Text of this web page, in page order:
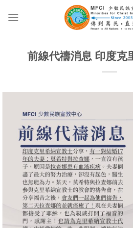
前線代禱消息 印度克